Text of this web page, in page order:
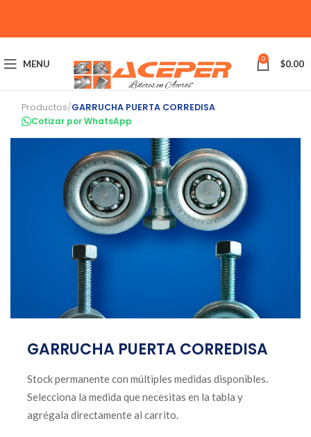
MENU 0 $0.00
Productos/GARRUCHA PUERTA CORREDISA
Cotizar por WhatsApp
GARRUCHA PUERTA CORREDISA
Stock permanente con múltiples medidas disponibles.
Selecciona la medida que necesitas en la tabla y
agrégala directamente al carrito.